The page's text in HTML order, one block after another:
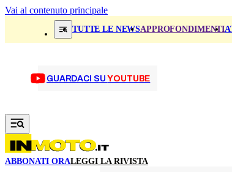
Vai al contenuto principale
TUTTE LE NEWSAPPROFONDIMENTI
GUARDACI SUYOUTUBE
ABBONATI ORALEGGI LA RIVISTA